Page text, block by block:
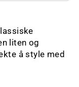
liten og
å style med